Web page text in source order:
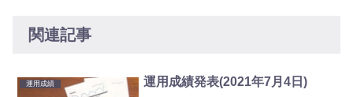
関連記事
運用成績 運用成績発表(2021年7月4日)